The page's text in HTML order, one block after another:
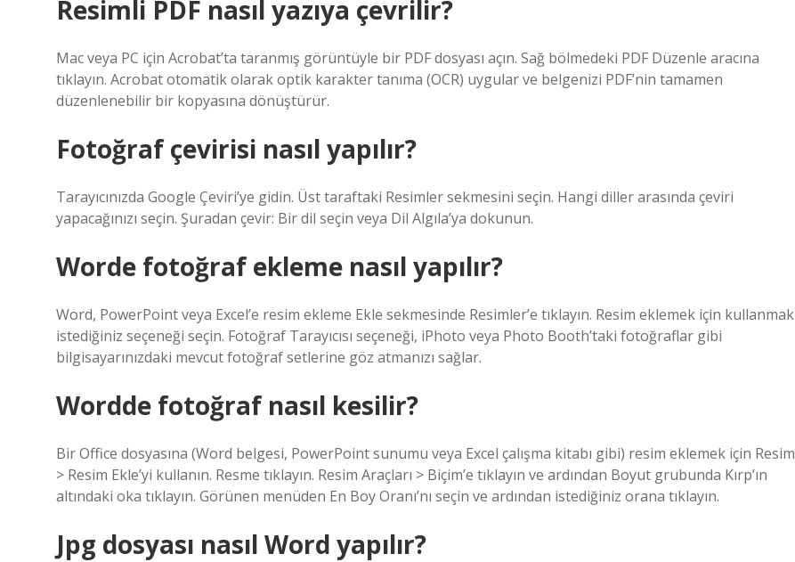
Resimli PDF nasıl yazıya çevrilir?
Mac veya PC için Acrobat’ta taranmış görüntüyle bir PDF dosyası açın. Sağ bölmedeki PDF Düzenle aracına
tıklayın. Acrobat otomatik olarak optik karakter tanıma (OCR) uygular ve belgenizi PDF’nin tamamen
düzenlenebilir bir kopyasına dönüştürür.
Fotoğraf çevirisi nasıl yapılır?
Tarayıcınızda Google Çeviri’ye gidin. Üst taraftaki Resimler sekmesini seçin. Hangi diller arasında çeviri
yapacağınızı seçin. Şuradan çevir: Bir dil seçin veya Dil Algıla’ya dokunun.
Worde fotoğraf ekleme nasıl yapılır?
Word, PowerPoint veya Excel’e resim ekleme Ekle sekmesinde Resimler’e tıklayın. Resim eklemek için kullanmak
istediğiniz seçeneği seçin. Fotoğraf Tarayıcısı seçeneği, iPhoto veya Photo Booth’taki fotoğraflar gibi
bilgisayarınızdaki mevcut fotoğraf setlerine göz atmanızı sağlar.
Wordde fotoğraf nasıl kesilir?
Bir Office dosyasına (Word belgesi, PowerPoint sunumu veya Excel çalışma kitabı gibi) resim eklemek için Resim
> Resim Ekle’yi kullanın. Resme tıklayın. Resim Araçları > Biçim’e tıklayın ve ardından Boyut grubunda Kırp’ın
altındaki oka tıklayın. Görünen menüden En Boy Oranı’nı seçin ve ardından istediğiniz orana tıklayın.
Jpg dosyası nasıl Word yapılır?